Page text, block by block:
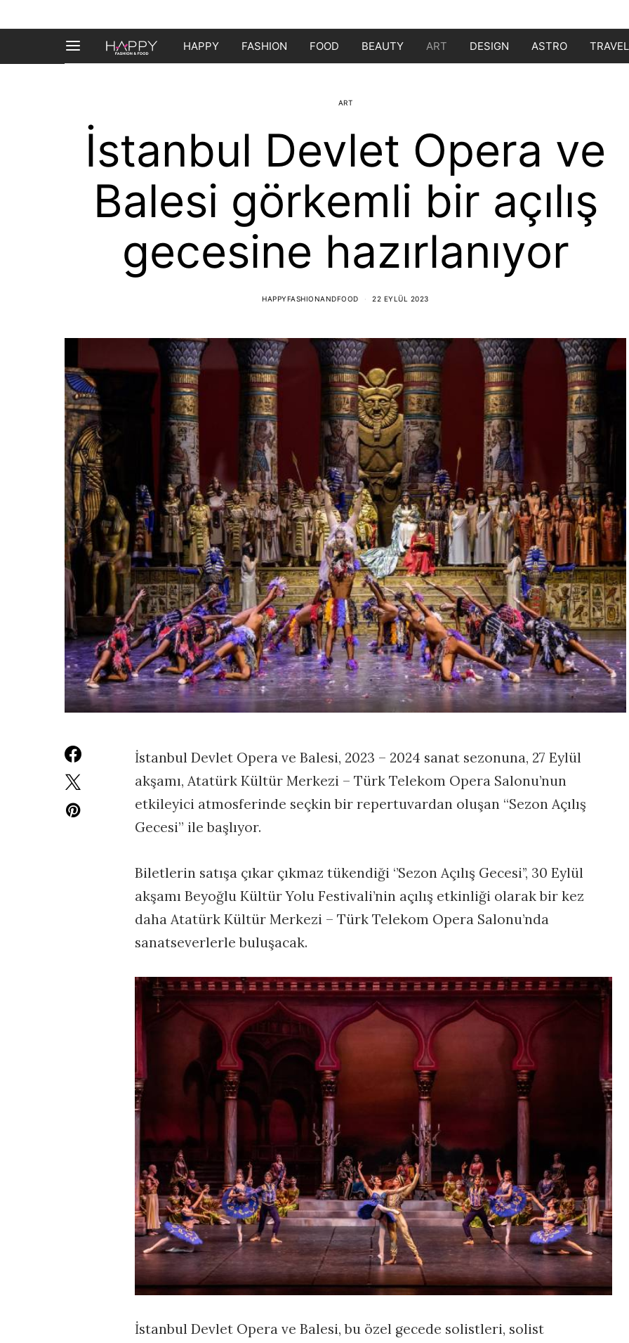
HAPPY FASHION FOOD BEAUTY ART DESIGN ASTRO TRAVEL
ART
İstanbul Devlet Opera ve
Balesi görkemli bir açılış
gecesine hazırlanıyor
HAPPYFASHIONANDFOOD 22 EYLÜL 2023
İstanbul Devlet Opera ve Balesi, 2023 – 2024 sanat sezonuna, 27 Eylül
akşamı, Atatürk Kültür Merkezi – Türk Telekom Opera Salonu’nun
etkileyici atmosferinde seçkin bir repertuvardan oluşan “Sezon Açılış
Gecesi” ile başlıyor.
Biletlerin satışa çıkar çıkmaz tükendiği ‘’Sezon Açılış Gecesi’’, 30 Eylül
akşamı Beyoğlu Kültür Yolu Festivali’nin açılış etkinliği olarak bir kez
daha Atatürk Kültür Merkezi – Türk Telekom Opera Salonu’nda
sanatseverlerle buluşacak.
İstanbul Devlet Opera ve Balesi, bu özel gecede solistleri, solist